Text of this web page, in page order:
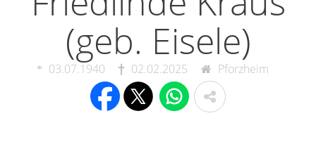
(geb. Eisele)
03.07.1940 02.02.2025 Pforzheim